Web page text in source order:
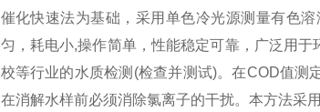
催化快速法为基础，采用单色冷光源测量有色
匀，耗电小,操作简单，性能稳定可靠，广泛用
校等行业的水质检测(检查并测试)。在COD值测
在消解水样前必须消除氯离子的干扰。本方法采